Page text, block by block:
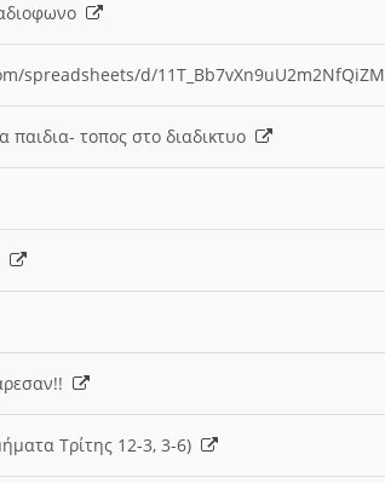
spreadsheets/d/
παιδια- τοπος στο διαδικτυο
Τρίτης 12-3, 3-6)